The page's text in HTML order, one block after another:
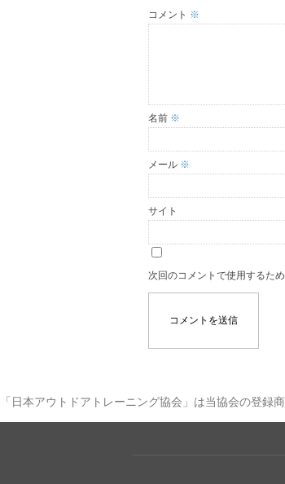
コメント ※
名前 ※
メール ※
サイト
次回のコメントで使用するた
「日本アウトドアトレーニング協会」は当協会の登録